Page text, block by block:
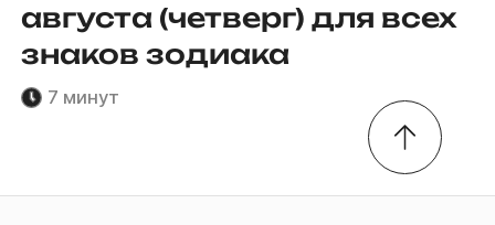
августа (четверг) для всех
знаков зодиака
7 минут